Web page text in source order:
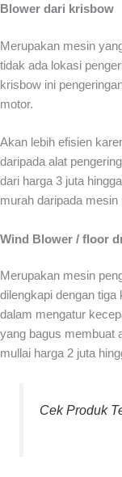
Blower dari krisbow
Merupakan mesin
tidak ada lokasi
krisbow ini
motor.
Akan lebih efisien
daripada alat
dari harga 3 juta
murah daripada mesin
Wind Blower / floor
Merupakan mesin
dilengkapi dengan
dalam mengatur
yang bagus membuat
mullai harga 2 juta
Cek Produk